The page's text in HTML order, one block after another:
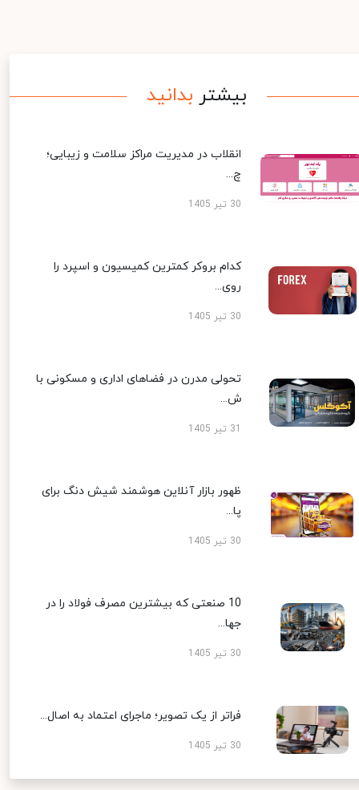
بیشتر بدانید
انقلاب در مدیریت مراکز سلامت و زیبایی؛
چ...
30 تیر 1405
کدام بروکر کمترین کمیسیون و اسپرد را
روی...
30 تیر 1405
تحولی مدرن در فضاهای اداری و مسکونی با
ش...
ظهور بازار آنلاین هوشمند شیش دنگ برای
پا...
30 تیر 1405
10 صنعتی که بیشترین مصرف فولاد را در
جها...
30 تیر 1405
فراتر از یک تصویر؛ ماجرای اعتماد به اصال...
30 تیر 1405